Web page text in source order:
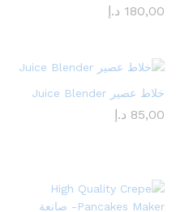
180,00 د.إ
خلاط عصير Juice Blender
85,00 د.إ